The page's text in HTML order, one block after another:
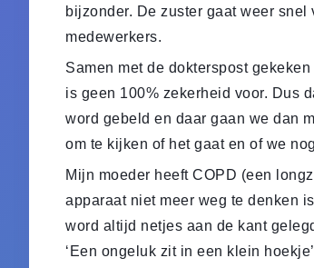
bijzonder. De zuster gaat weer
medewerkers.
Samen met de dokterspost
is geen 100% zekerheid voor. Dus
word gebeld en daar gaan we dan
om te kijken of het gaat en of we
Mijn moeder heeft COPD (een
apparaat niet meer weg te denken
word altijd netjes aan de kant
‘Een ongeluk zit in een klein hoekje’